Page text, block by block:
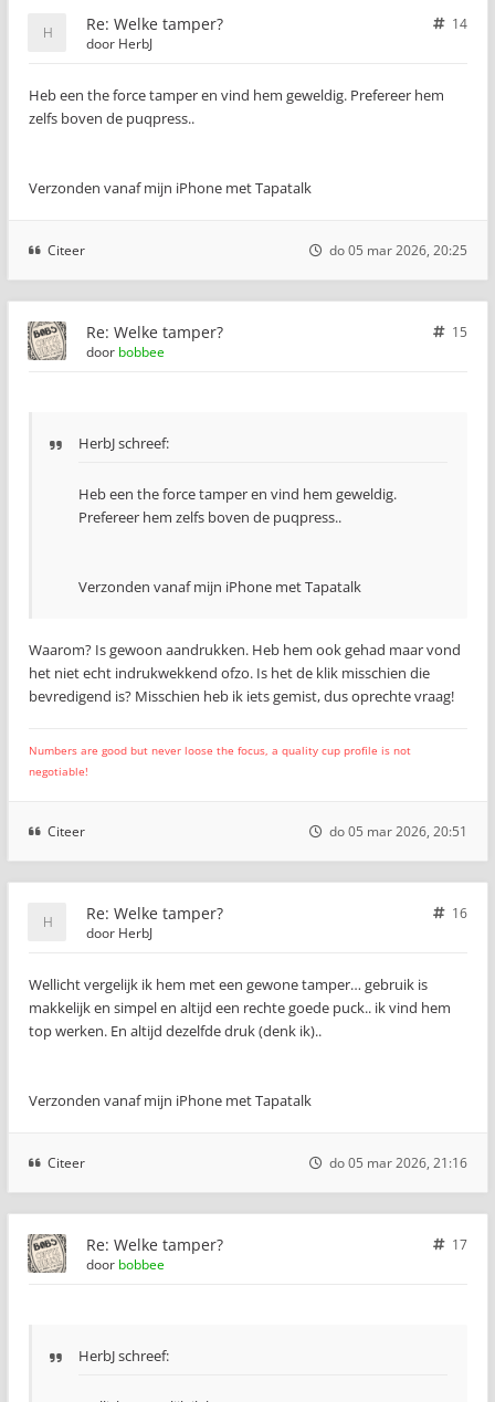
Re: Welke tamper?
14
door HerbJ
Heb een the force tamper en vind hem geweldig. Prefereer hem
zelfs boven de puqpress..
Verzonden vanaf mijn iPhone met Tapatalk
Citeer do 05 mar 2026, 20:25
Re: Welke tamper?
15
door bobbee
HerbJ schreef:
Heb een the force tamper en vind hem geweldig.
Prefereer hem zelfs boven de puqpress..
Verzonden vanaf mijn iPhone met Tapatalk
Waarom? Is gewoon aandrukken. Heb hem ook gehad maar vond
het niet echt indrukwekkend ofzo. Is het de klik misschien die
bevredigend is? Misschien heb ik iets gemist, dus oprechte vraag!
Numbers are good but never loose the focus, a quality cup profile is not
negotiable!
Citeer do 05 mar 2026, 20:51
Re: Welke tamper?
16
door HerbJ
Wellicht vergelijk ik hem met een gewone tamper… gebruik is
makkelijk en simpel en altijd een rechte goede puck.. ik vind hem
top werken. En altijd dezelfde druk (denk ik)..
Verzonden vanaf mijn iPhone met Tapatalk
Citeer do 05 mar 2026, 21:16
Re: Welke tamper?
17
door bobbee
HerbJ schreef: